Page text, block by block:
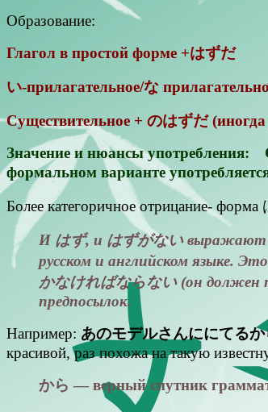
Образование:
Глагол в простой форме +はずだ
い-прилагательное/な
Существительное + のはずだ
Значение и нюансы употребления:
формальном варианте
Более категоричное отрицание- форма
И はず, и はずがない выражают
русском и английском языке.
かなければならない (он должен
предпосылок.
Например: あのモデルさんににてる
красивой, раз похожа на такую
から — верный спутник